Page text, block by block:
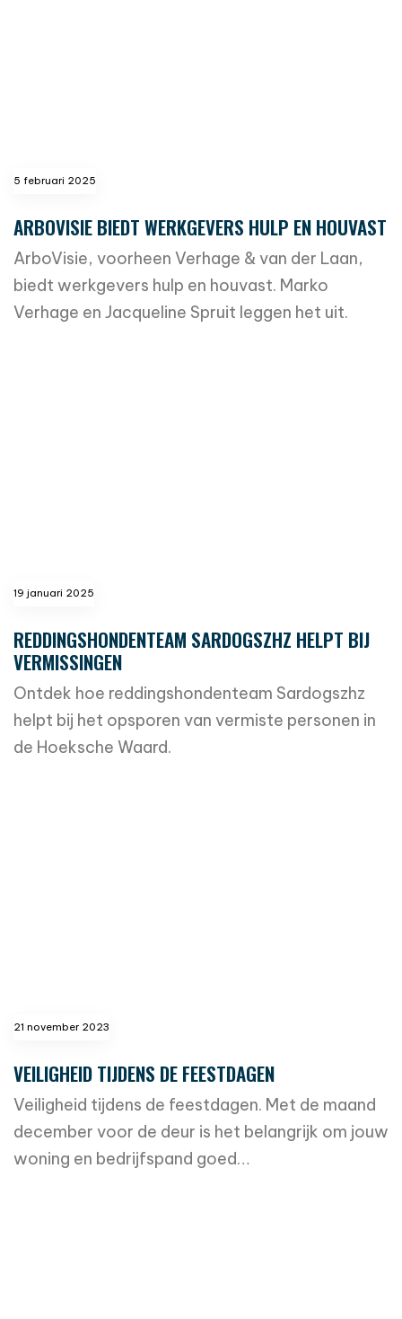
5 februari 2025
ARBOVISIE BIEDT WERKGEVERS HULP EN HOUVAST
ArboVisie, voorheen Verhage & van der Laan,
biedt werkgevers hulp en houvast. Marko
Verhage en Jacqueline Spruit leggen het uit.
19 januari 2025
REDDINGSHONDENTEAM SARDOGSZHZ HELPT BIJ
VERMISSINGEN
Ontdek hoe reddingshondenteam Sardogszhz
helpt bij het opsporen van vermiste personen in
de Hoeksche Waard.
21 november 2023
VEILIGHEID TIJDENS DE FEESTDAGEN
Veiligheid tijdens de feestdagen. Met de maand
december voor de deur is het belangrijk om jouw
woning en bedrijfspand goed…